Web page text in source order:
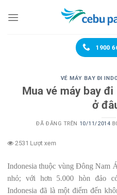
đến
1900
VÉ MÁY BAY ĐI
Mua vé máy bay
ở
ĐÃ ĐĂNG TRÊN 10/11/2014
2531 Lượt xem
Indonesia thuộc vùng Đông Nam
nhỏ; với hơn 5.000 hòn đảo
Indonesia đã là một điểm đến